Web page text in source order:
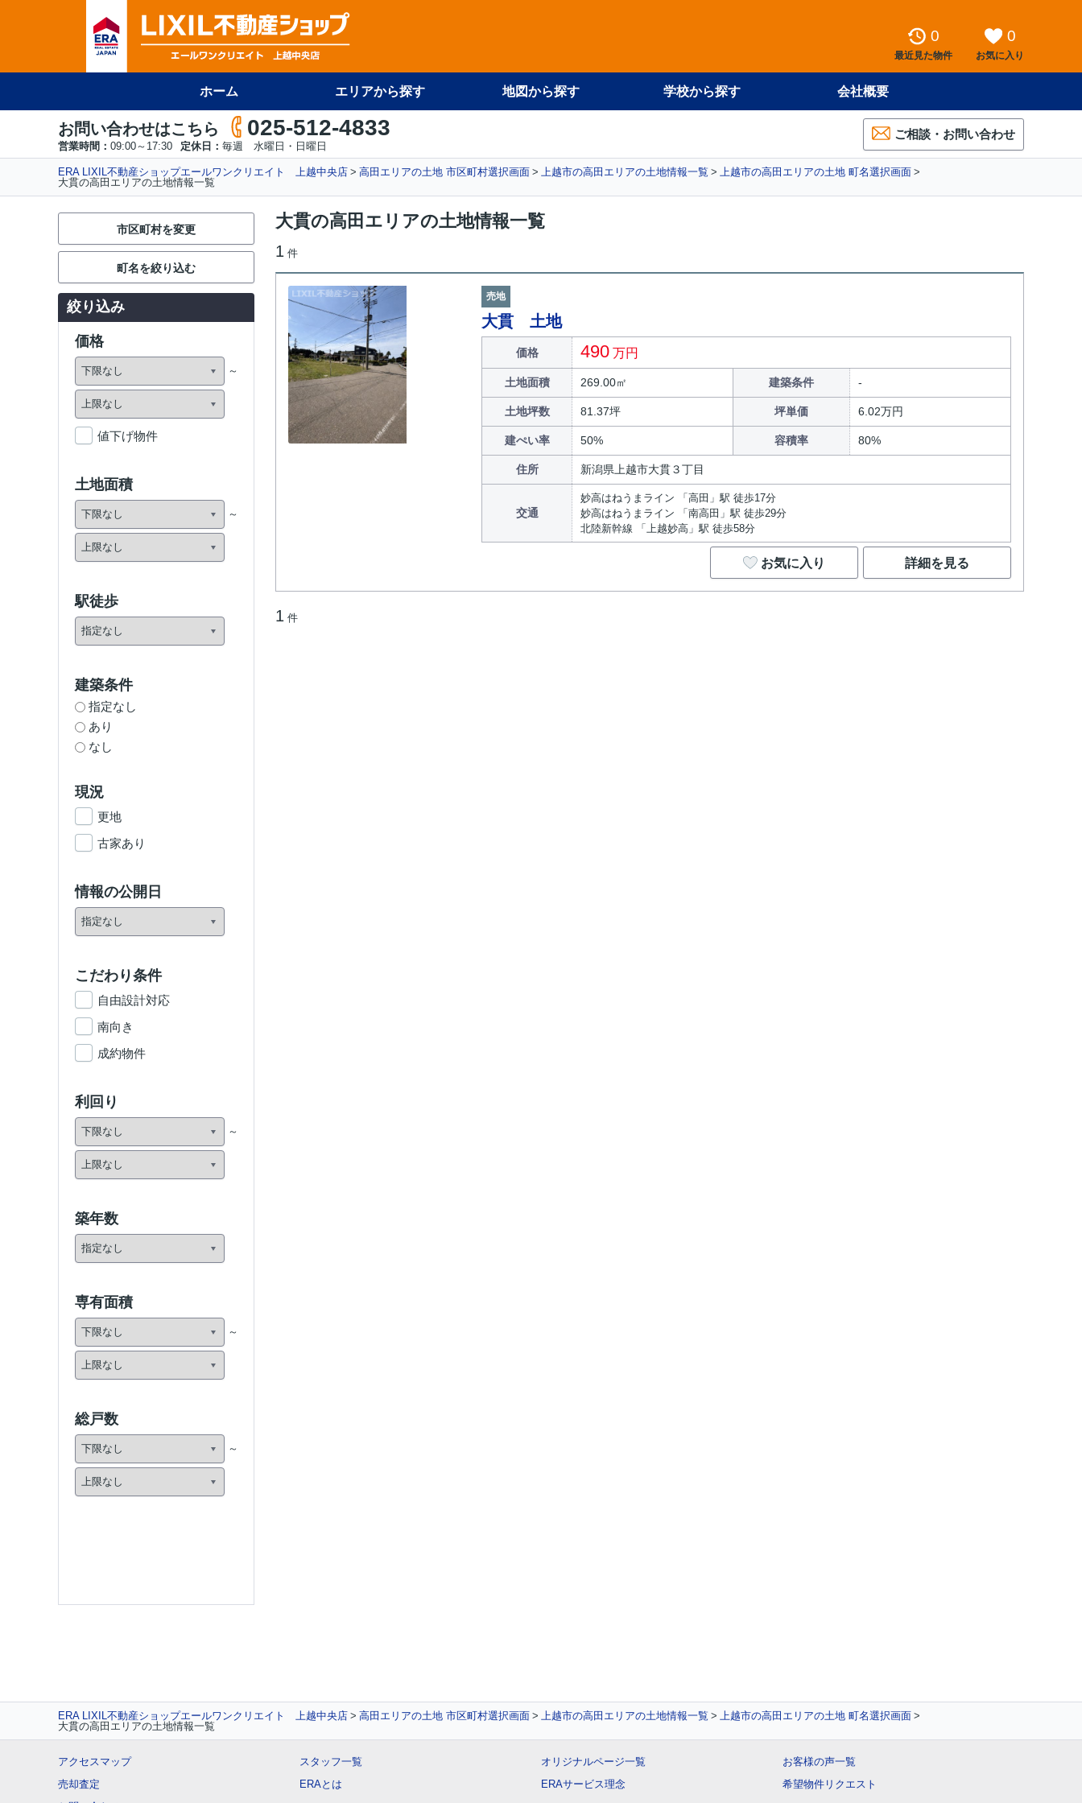
0
最近見た物件
0
お気に入り
ホーム エリアから探す 地図から探す 学校から探す 会社概要
お問い合わせはこちら 025-512-4833
営業時間： 09:00～17:30 定休日： 毎週 水曜日・日曜日
ご相談・お問い合わせ
ERA LIXIL不動産ショップエールワンクリエイト 上越中央店 高田エリアの土地 市区町村選択画面 上越市の高田エリアの土地情報一覧
上越市の高田エリアの土地 町名選択画面
大貫の高田エリアの土地情報一覧
大貫の高田エリアの土地情報一覧
1 件
売地
大貫 土地
価格 490 万円
土地面積 269.00㎡ 建築条件
土地坪数 81.37坪 坪単価 6.02万円
建ぺい率 50% 容積率 80%
住所 新潟県上越市大貫３丁目
交通
妙高はねうまライン 「高田」駅 徒歩17分
妙高はねうまライン 「南高田」駅 徒歩29分
北陸新幹線 「上越妙高」駅 徒歩58分
お気に入り 詳細を見る
1 件
市区町村を変更
町名を絞り込む
絞り込み
価格
値下げ物件
土地面積
駅徒歩
建築条件
指定なし
あり
なし
現況
更地
古家あり
情報の公開日
こだわり条件
自由設計対応
南向き
成約物件
利回り
築年数
専有面積
総戸数
ERA LIXIL不動産ショップエールワンクリエイト 上越中央店 高田エリアの土地 市区町村選択画面 上越市の高田エリアの土地情報一覧
上越市の高田エリアの土地 町名選択画面
大貫の高田エリアの土地情報一覧
アクセスマップ
売却査定
スタッフ一覧
ERAとは
オリジナルページ一覧
ERAサービス理念
お客様の声一覧
希望物件リクエスト